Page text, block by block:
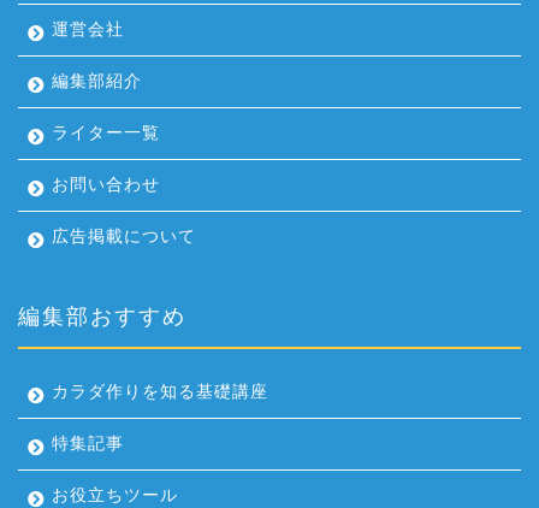
運営会社
編集部紹介
ライター一覧
お問い合わせ
広告掲載について
編集部おすすめ
カラダ作りを知る基礎講座
特集記事
お役立ちツール